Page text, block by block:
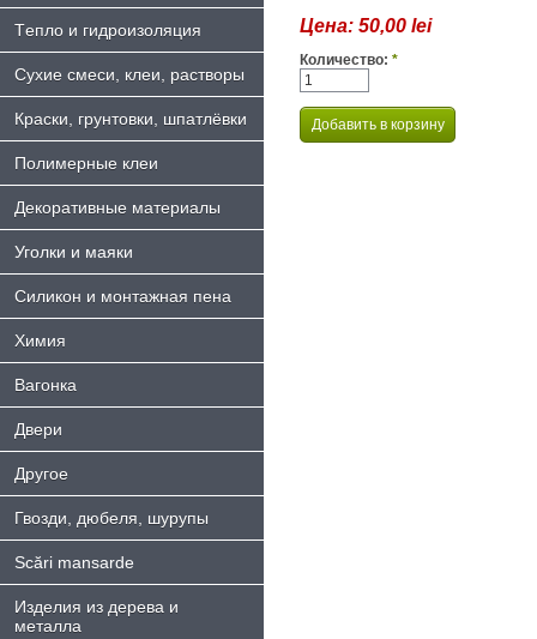
Tепло и гидроизоляция
Сухие смеси, клеи, растворы
Краски, грунтовки, шпатлёвки
Полимерные клеи
Декоративные материалы
Уголки и маяки
Силикон и монтажная пена
Химия
Bагонка
Двери
Другое
Гвозди, дюбеля, шурупы
Scări mansarde
Изделия из дерева и
металла
Цена: 50,00 lei
Количество: *